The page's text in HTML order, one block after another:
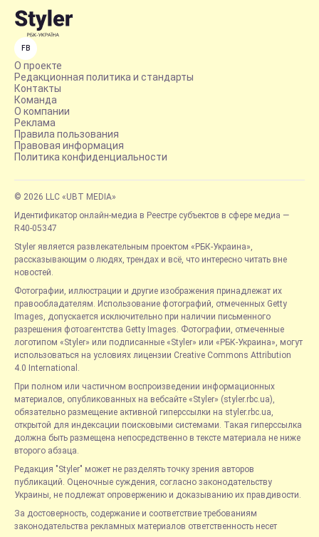
FB
О проекте
Редакционная политика и стандарты
Контакты
Команда
О компании
Реклама
Правила пользования
Правовая информация
Политика конфиденциальности
© 2026 LLC «UBT MEDIA»
Идентификатор онлайн-медиа в Реестре субъектов в сфере медиа —
R40-05347
Styler является развлекательным проектом «РБК-Украина»,
рассказывающим о людях, трендах и всё, что интересно читать вне
новостей.
Фотографии, иллюстрации и другие изображения принадлежат их
правообладателям. Использование фотографий, отмеченных Getty
Images, допускается исключительно при наличии письменного
разрешения фотоагентства Getty Images. Фотографии, отмеченные
логотипом «Styler» или подписанные «Styler» или «РБК-Украина», могут
использоваться на условиях лицензии Creative Commons Attribution
4.0 International.
При полном или частичном воспроизведении информационных
материалов, опубликованных на вебсайте «Styler» (styler.rbc.ua),
обязательно размещение активной гиперссылки на styler.rbc.ua,
открытой для индексации поисковыми системами. Такая гиперссылка
должна быть размещена непосредственно в тексте материала не ниже
второго абзаца.
Редакция "Styler" может не разделять точку зрения авторов
публикаций. Оценочные суждения, согласно законодательству
Украины, не подлежат опровержению и доказыванию их правдивости.
За достоверность, содержание и соответствие требованиям
законодательства рекламных материалов ответственность несет